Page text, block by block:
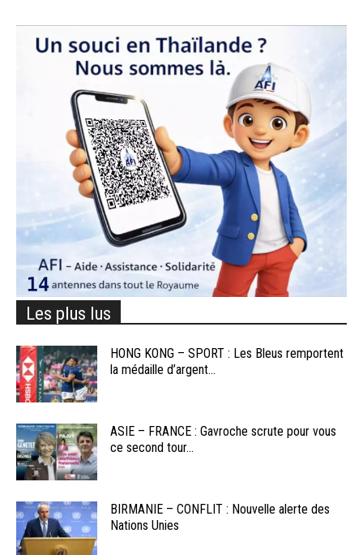
Les plus lus
HONG KONG – SPORT : Les Bleus remportent
la médaille d’argent...
ASIE – FRANCE : Gavroche scrute pour vous
ce second tour...
BIRMANIE – CONFLIT : Nouvelle alerte des
Nations Unies